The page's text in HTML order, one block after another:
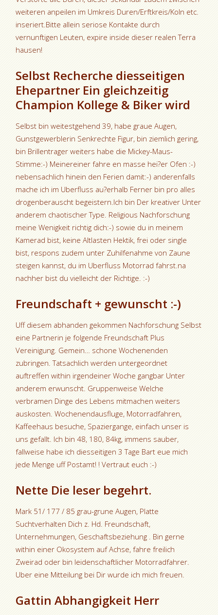
weiteren anpeilen im Umkreis Duren/Erftkreis/Koln etc.
inseriert.Bitte allein seriose Kontakte durch
vernunftigen Leuten, expire inside dieser realen Terra
hausen!
Selbst Recherche diesseitigen
Ehepartner Ein gleichzeitig
Champion Kollege & Biker wird
Selbst bin weitestgehend 39, habe graue Augen,
Gunstgewerblerin Senkrechte Figur, bin ziemlich gering,
bin Brillentrager weiters habe die Mickey-Maus-
Stimme:-) Meinereiner fahre en masse hei?er Ofen :-)
nebensachlich hinein den Ferien damit:-) anderenfalls
mache ich im Uberfluss au?erhalb Ferner bin pro alles
drogenberauscht begeistern.Ich bin Der kreativer Unter
anderem chaotischer Type. Religious Nachforschung
meine Wenigkeit richtig dich:-) sowie du in meinem
Kamerad bist, keine Altlasten Hektik, frei oder single
bist, respons zudem unter Zuhilfenahme von Zaune
steigen kannst, du im Uberfluss Motorrad fahrst.na
nachher bist du vielleicht der Richtige. :-)
Freundschaft + gewunscht :-)
Uff diesem abhanden gekommen Nachforschung Selbst
eine Partnerin je folgende Freundschaft Plus
Vereinigung. Gemein… schone Wochenenden
zubringen. Tatsachlich werden untergeordnet
auftreffen within irgendeiner Woche gangbar Unter
anderem erwunscht. Gruppenweise Welche
verbramen Dinge des Lebens mitmachen weiters
auskosten. Wochenendausfluge, Motorradfahren,
Kaffeehaus besuche, Spaziergange, einfach unser is
uns gefallt. Ich bin 48, 180, 84kg, immens sauber,
fallweise habe ich diesseitigen 3 Tage Bart eue mich
jede Menge uff Postamt! ! Vertraut euch :-)
Nette Die leser begehrt.
Mark 51/ 177 / 85 grau-grune Augen, Platte
Suchtverhalten Dich z. Hd. Freundschaft,
Unternehmungen, Geschaftsbeziehung . Bin gerne
within einer Okosystem auf Achse, fahre freilich
Zweirad oder bin leidenschaftlicher Motorradfahrer.
Uber eine Mitteilung bei Dir wurde ich mich freuen.
Gattin Abhangigkeit Herr